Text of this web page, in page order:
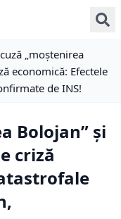
„moștenirea
economică: Efectele
de INS!
Bolojan” și
criză